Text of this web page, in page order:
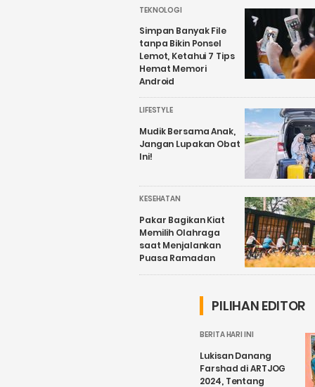
TEKNOLOGI
Simpan Banyak File
tanpa Bikin Ponsel
Lemot, Ketahui 7 Tips
Hemat Memori
Android
LIFESTYLE
Mudik Bersama Anak,
Jangan Lupakan Obat
Ini!
KESEHATAN
Pakar Bagikan Kiat
Memilih Olahraga
saat Menjalankan
Puasa Ramadan
PILIHAN EDITOR
BERITA HARI INI
Lukisan Danang
Farshad di ARTJOG
2024, Tentang